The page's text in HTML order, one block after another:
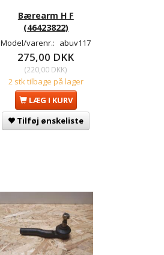
Bærearm H F
(46423822)
Model/varenr.: abuv117
275,00 DKK
(220,00 DKK)
2 stk tilbage på lager
LÆG I KURV
Tilføj ønskeliste